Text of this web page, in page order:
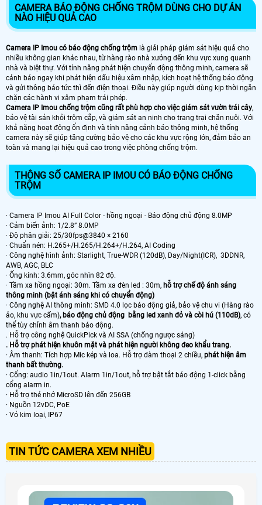
CAMERA BÁO ĐỘNG CHỐNG TRỘM DÙNG CHO DỰ ÁN
NÀO HIỆU QUẢ CAO
Camera IP Imou có báo động chống trộm là giải pháp giám sát hiệu quả cho
nhiều không gian khác nhau, từ hàng rào nhà xưởng đến khu vực xung quanh
nhà và biệt thự. Với tính năng phát hiện chuyển động thông minh, camera sẽ
cảnh báo ngay khi phát hiện dấu hiệu xâm nhập, kích hoạt hệ thống báo động
và gửi thông báo tức thì đến điện thoại. Điều này giúp người dùng kịp thời ngăn
chặn các hành vi xâm phạm trái phép.
Camera IP Imou chống trộm cũng rất phù hợp cho việc giám sát vườn trái cây,
bảo vệ tài sản khỏi trộm cắp, và giám sát an ninh cho trang trại chăn nuôi. Với
khả năng hoạt động ổn định và tính năng cảnh báo thông minh, hệ thống
camera này sẽ giúp tăng cường bảo vệ cho các khu vực rộng lớn, đảm bảo an
toàn và mang lại hiệu quả cao trong việc phòng chống trộm.
THÔNG SỐ CAMERA IP IMOU CÓ BÁO ĐỘNG CHỐNG
TRỘM
· Camera IP Imou AI Full Color - hồng ngoại - Báo động chủ động 8.0MP
· Cảm biến ảnh: 1/2.8” 8.0MP
· Độ phân giải: 25/30fps@3840 × 2160
· Chuẩn nén: H.265+/H.265/H.264+/H.264, AI Coding
· Công nghệ hình ảnh: Starlight, True-WDR (120dB), Day/Night(ICR), 3DDNR,
AWB, AGC, BLC
· Ống kính: 3.6mm, góc nhìn 82 độ.
· Tầm xa hồng ngoại: 30m. Tầm xa đèn led : 30m, hỗ trợ chế độ ánh sáng
thông minh (bật ánh sáng khi có chuyển động)
· Công nghệ AI thông minh: SMD 4.0 lọc báo động giả, bảo vệ chu vi (Hàng rào
ảo, khu vực cấm), báo động chủ động bằng led xanh đỏ và còi hú (110dB), có
thể tùy chỉnh âm thanh báo động.
. Hỗ trợ công nghệ QuickPick và AI SSA (chống ngược sáng)
. Hỗ trợ phát hiện khuôn mặt và phát hiện người không đeo khẩu trang.
· Âm thanh: Tích hợp Mic kép và loa. Hỗ trợ đàm thoại 2 chiều, phát hiện âm
thanh bất thường.
· Cổng: audio 1in/1out. Alarm 1in/1out, hỗ trợ bật tắt báo động 1-click bằng
cổng alarm in.
· Hỗ trợ thẻ nhớ MicroSD lên đến 256GB
· Nguồn 12vDC, PoE
· Vỏ kim loại, IP67
TIN TỨC CAMERA XEM NHIỀU